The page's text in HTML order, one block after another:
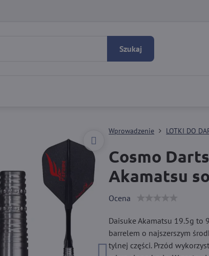
Szukaj
Wprowadzenie LOTKI DO
Cosmo
Akamatsu
Ocena
Daisuke Akamatsu 19.5g
barrelem o najszerszym
tylnej części. Przód